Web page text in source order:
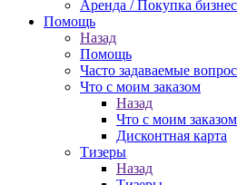
Аренда / Покупка
Помощь
Назад
Помощь
Часто задаваемые
Что с моим заказом
Назад
Что с моим заказом
Дисконтная карта
Тизеры
Назад